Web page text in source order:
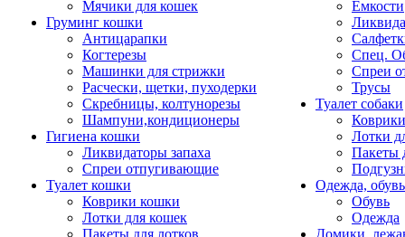
Мячики для кошек
Груминг кошки
Антицарапки
Когтерезы
Машинки для стрижки
Расчески, щетки, пуходерки
Скребницы, колтунорезы
Шампуни,кондиционеры
Гигиена кошки
Ликвидаторы запаха
Спреи отпугивающие
Туалет кошки
Коврики кошки
Лотки для кошек
Пакеты для лотков
Емкости
Спец.
Спреи
Трусы
Туалет собаки
Коврики
Лотки
Пакеты
Одежда, обувь
Обувь
Одежда
Домики,